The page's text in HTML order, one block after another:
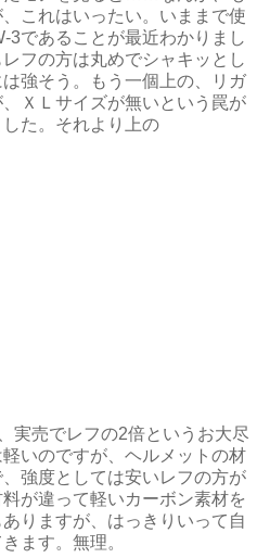
これはいったい。いままで使
3であることが最近わかりまし
フの方は丸めでシャキッとし
強そう。もう一個上の、リガ
ＸＬサイズが無いという罠が
た。それより上の
実売でレフの2倍というお大尽
いのですが、ヘルメットの材
強度としては安いレフの方が
が違って軽いカーボン素材を
りますが、はっきりいって自
ます。無理。